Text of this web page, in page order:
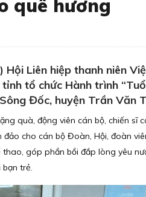
quê hương
Liên hiệp thanh niên
tổ chức Hành trình
Đốc, huyện Trần Văn
quà, động viên cán bộ, chiến sĩ
cho cán bộ Đoàn, Hội, đoàn
góp phần bồi đắp lòng yêu
trẻ.